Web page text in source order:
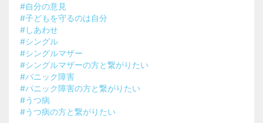
#自分の意見
#子どもを守るのは自分
#しあわせ
#シングル
#シングルマザー
#シングルマザーの方と繋がりたい
#パニック障害
#パニック障害の方と繋がりたい
#うつ病
#うつ病の方と繋がりたい